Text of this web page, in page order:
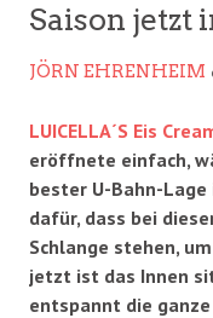
Saison jetzt
JÖRN EHRENHEIM
LUICELLA´S Eis
eröffnete einfach,
bester U-Bahn-
dafür, dass bei
Schlange stehen,
jetzt ist das Innen
entspannt die